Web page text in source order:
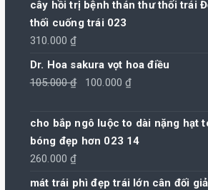
là:
155.000 ₫.
tại
cây hồi trị bệnh thán thư thối trái
thối cuống trái 023
310.000₫
Dr. Hoa sakura vọt hoa điều
105.000₫
Giá
là:
105.000 ₫.
100.000₫
tại
là:
cho bắp ngô luộc to dài nặng hạt
bóng đẹp hơn 023 14
260.000₫
mát trái phì đẹp trái lớn cân đối